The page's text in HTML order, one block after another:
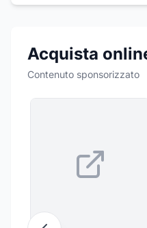
Acquista
Contenuto sponsorizzato